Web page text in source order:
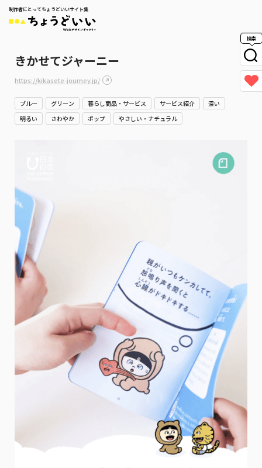
制作者にとってちょうどいいサイト集
検索
きかせてジャーニー
https://kikasete-journey.jp/
ブルー グリーン 暮らし商品・サービス サービス紹介
深い
明るい
さわやか ポップ やさしい・ナチュラル